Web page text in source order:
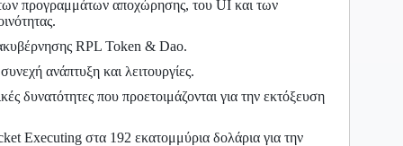
προγραμμάτων αποχώρησης, του UI και των
RPL Token & Dao.
ανάπτυξη και λειτουργίες.
δυνατότητες που προετοιμάζονται για την εκτόξευση
Executing στα 192 εκατομμύρια δολάρια για την